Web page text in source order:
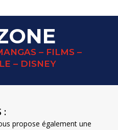
– FILMS –
– DISNEY
:
propose également une